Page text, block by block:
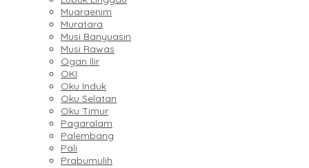
Muaraenim
Muratara
Musi Banyuasin
Musi Rawas
Ogan Ilir
OKI
Oku Induk
Oku Selatan
Oku Timur
Pagaralam
Palembang
Pali
Prabumulih